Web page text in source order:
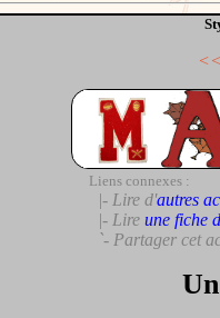
Liens connexes :
|- Lire d'autres
|- Lire une fiche
`- Partager cet